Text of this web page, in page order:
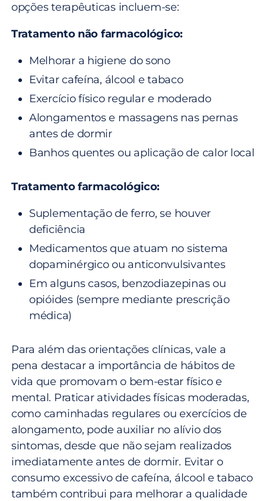
opções terapêuticas incluem-se:
Tratamento não farmacológico:
Melhorar a higiene do sono
Evitar cafeína, álcool e tabaco
Exercício físico regular e moderado
Alongamentos e massagens nas pernas
antes de dormir
Banhos quentes ou aplicação de calor local
Tratamento farmacológico:
Suplementação de ferro, se houver
deficiência
Medicamentos que atuam no sistema
dopaminérgico ou anticonvulsivantes
Em alguns casos, benzodiazepinas ou
opióides (sempre mediante prescrição
médica)
Para além das orientações clínicas, vale a
pena destacar a importância de hábitos de
vida que promovam o bem-estar físico e
mental. Praticar atividades físicas moderadas,
como caminhadas regulares ou exercícios de
alongamento, pode auxiliar no alívio dos
sintomas, desde que não sejam realizados
imediatamente antes de dormir. Evitar o
consumo excessivo de cafeína, álcool e tabaco
também contribui para melhorar a qualidade